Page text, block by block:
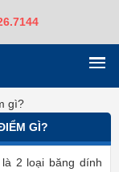
gì?
GÌ?
2 loại băng dính